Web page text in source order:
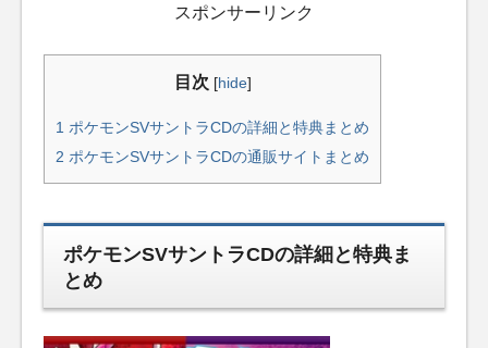
スポンサーリンク
目次 [hide]
1 ポケモンSVサントラCDの詳細と特典まとめ
2 ポケモンSVサントラCDの通販サイトまとめ
ポケモンSVサントラCDの詳細と特典ま
とめ